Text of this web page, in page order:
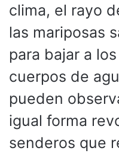
clima, el rayo
las mariposas
para bajar a
cuerpos de
pueden
igual forma
senderos que